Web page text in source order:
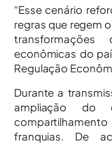
“Esse cenário
regras que regem
transformações
econômicas do
Regulação
Durante a
ampliação do
franquias. De